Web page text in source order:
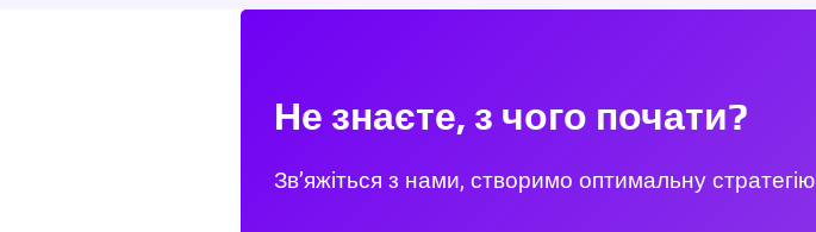
Не знаєте, з чого почати?
Зв’яжіться з нами, створимо оптимальну стратегію